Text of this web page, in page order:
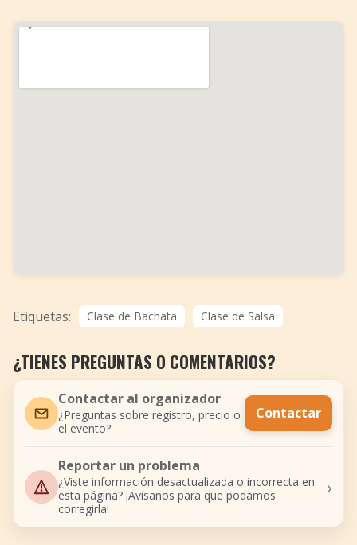
Etiquetas: Clase de Bachata Clase de Salsa
¿TIENES PREGUNTAS O COMENTARIOS?
Contactar al organizador
¿Preguntas sobre registro, precio o
el evento?
Contactar
Reportar un problema
¿Viste información desactualizada o incorrecta en
esta página? ¡Avísanos para que podamos
corregirla!
›